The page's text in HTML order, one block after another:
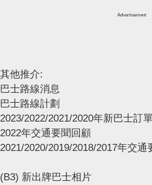
Advertisement
其他推介:
巴士路線消息
巴士路線計劃
2023/2022/2021/2020年新巴士訂
2022年交通要聞回顧
2021/2020/2019/2018/2017年交通
(B3) 新出牌巴士相片